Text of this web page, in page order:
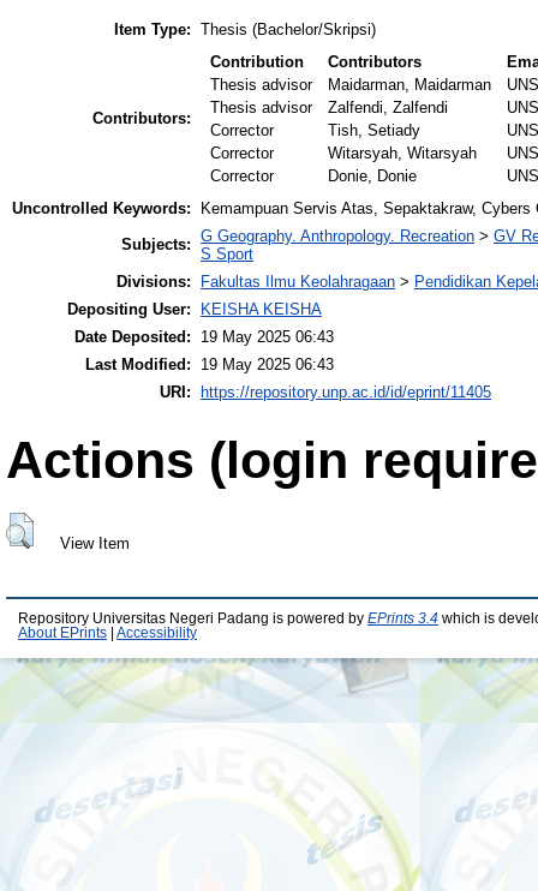
Item Type: Thesis (Bachelor/Skripsi)
Contributors:
Contribution Contributors
Thesis advisor
Maidarman, Maidarman
Thesis advisor
Zalfendi, Zalfendi
Corrector
Tish, Setiady
Corrector
Witarsyah, Witarsyah
Corrector
Donie, Donie
Uncontrolled Keywords:
Kemampuan Servis Atas, Sepaktakraw, Cybers
Subjects: G Geography. Anthropology. Recreation > GV
S Sport
Divisions:
Fakultas Ilmu Keolahragaan > Pendidikan
Depositing User:
KEISHA KEISHA
Date Deposited:
19 May 2025 06:43
Last Modified:
19 May 2025 06:43
URI:
https://repository.unp.ac.id/id/eprint/11405
Actions (login
View Item
Repository Universitas Negeri Padang is powered by EPrints 3.4 which is
About EPrints
Accessibility